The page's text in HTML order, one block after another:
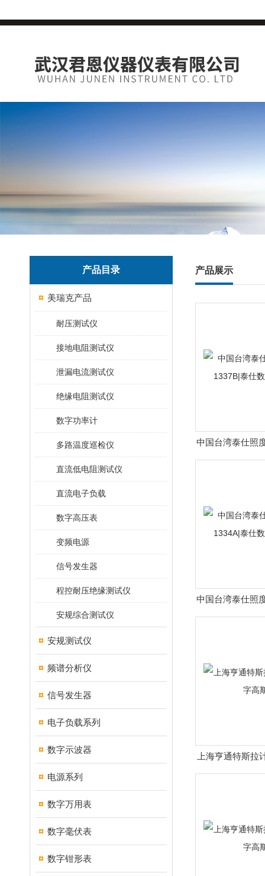
产品目录
美瑞克产品
耐压测试仪
接地电阻测试仪
泄漏电流测试仪
绝缘电阻测试仪
数字功率计
多路温度巡检仪
直流低电阻测试仪
直流电子负载
数字高压表
变频电源
信号发生器
程控耐压绝缘测试仪
安规综合测试仪
安规测试仪
频谱分析仪
信号发生器
电子负载系列
数字示波器
电源系列
数字万用表
数字毫伏表
数字钳形表
产品展示
中国台湾泰仕照
泰仕数位
中国台湾泰仕照
泰仕数字
上海亨通特斯拉
斯